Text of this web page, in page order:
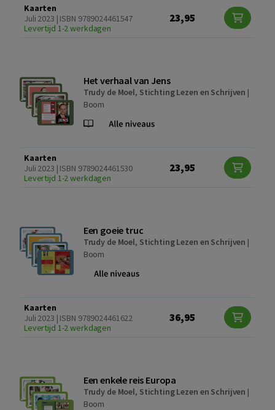
Kaarten
Juli 2023 | ISBN 9789024461547
Levertijd 1-2 werkdagen
23,95
Het verhaal van Jens
Trudy de Moel, Stichting Lezen en Schrijven |
Boom
Kaarten
Juli 2023 | ISBN 9789024461530
Levertijd 1-2 werkdagen
23,95
Een goeie truc
Trudy de Moel, Stichting Lezen en Schrijven |
Boom
Kaarten
Juli 2023 | ISBN 9789024461622
Levertijd 1-2 werkdagen
36,95
Een enkele reis Europa
Trudy de Moel, Stichting Lezen en Schrijven |
Boom